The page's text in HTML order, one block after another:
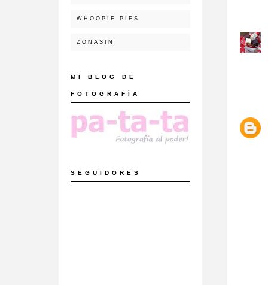
WHOOPIE PIES
ZONASIN
MI BLOG DE
FOTOGRAFÍA
SEGUIDORES